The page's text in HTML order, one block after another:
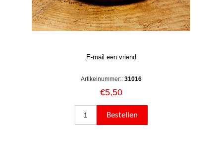
Artikelnummer:: 31016
€5,50